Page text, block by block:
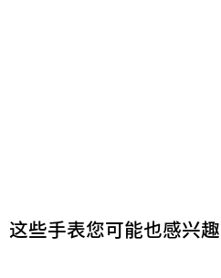
这些手表您可能也感兴趣